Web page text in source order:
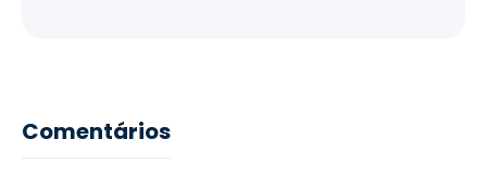
Comentários